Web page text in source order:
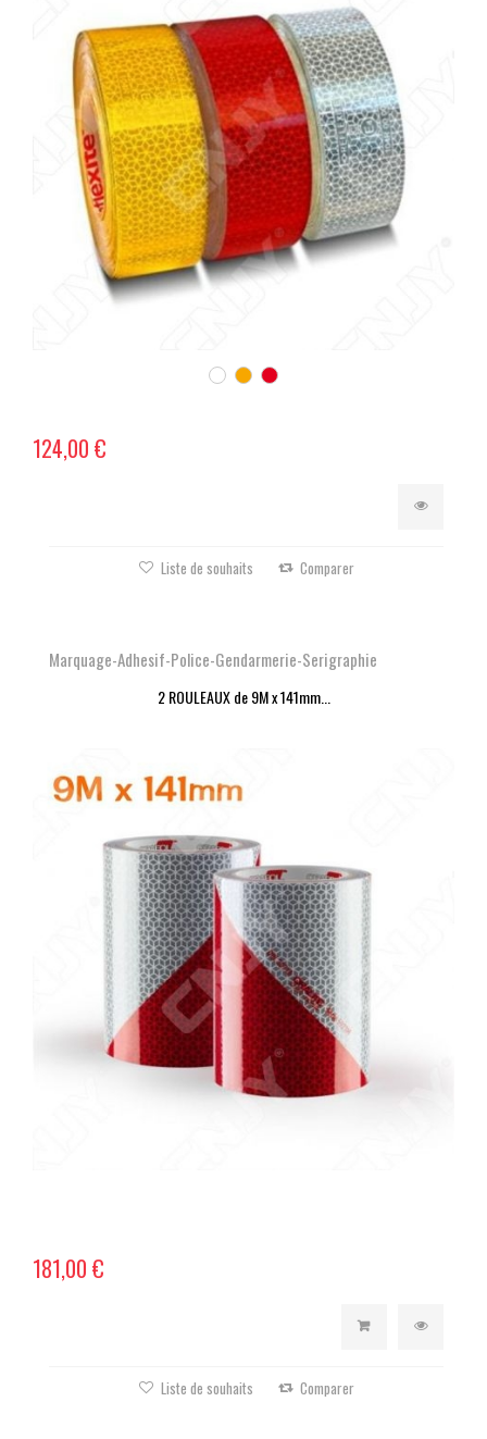
124,00 €
Liste de souhaits Comparer
Marquage-Adhesif-Police-Gendarmerie-Serigraphie
2 ROULEAUX de 9M x 141mm...
181,00 €
Liste de souhaits Comparer